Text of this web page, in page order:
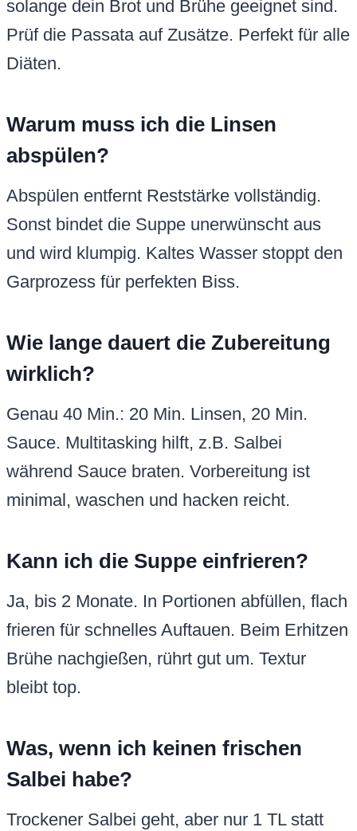
solange dein Brot und Brühe geeignet sind.
Prüf die Passata auf Zusätze. Perfekt für alle
Diäten.
Warum muss ich die Linsen
abspülen?
Abspülen entfernt Reststärke vollständig.
Sonst bindet die Suppe unerwünscht aus
und wird klumpig. Kaltes Wasser stoppt den
Garprozess für perfekten Biss.
Wie lange dauert die Zubereitung
wirklich?
Genau 40 Min.: 20 Min. Linsen, 20 Min.
Sauce. Multitasking hilft, z.B. Salbei
während Sauce braten. Vorbereitung ist
minimal, waschen und hacken reicht.
Kann ich die Suppe einfrieren?
Ja, bis 2 Monate. In Portionen abfüllen, flach
frieren für schnelles Auftauen. Beim Erhitzen
Brühe nachgießen, rührt gut um. Textur
bleibt top.
Was, wenn ich keinen frischen
Salbei habe?
Trockener Salbei geht, aber nur 1 TL statt